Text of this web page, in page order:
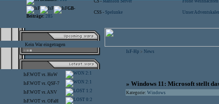
CS -Mansion Server
Frohe
GB-
Beiträge: 285
CSS - Spelunke Unser
Kein War eingetragen
IsF.WOT vs. HoW 2:1
IsF.WOT vs. QSF-7 2:1
IsF.WOT vs.ANV 1:2
IsF.WOT vs. OFaH 0:2
IsF-Hp > News
» Windows 11: Microsoft stellt
Kategorie: Windows